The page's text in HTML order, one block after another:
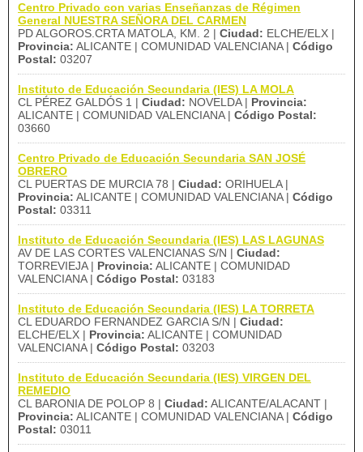
Centro Privado con varias Enseñanzas de Régimen
General NUESTRA SEÑORA DEL CARMEN
PD ALGOROS.CRTA MATOLA, KM. 2 | Ciudad: ELCHE/ELX |
Provincia: ALICANTE | COMUNIDAD VALENCIANA | Código
Postal: 03207
Instituto de Educación Secundaria (IES) LA MOLA
CL PÉREZ GALDÓS 1 | Ciudad: NOVELDA | Provincia:
ALICANTE | COMUNIDAD VALENCIANA | Código Postal:
03660
Centro Privado de Educación Secundaria SAN JOSÉ
OBRERO
CL PUERTAS DE MURCIA 78 | Ciudad: ORIHUELA |
Provincia: ALICANTE | COMUNIDAD VALENCIANA | Código
Postal: 03311
Instituto de Educación Secundaria (IES) LAS LAGUNAS
AV DE LAS CORTES VALENCIANAS S/N | Ciudad:
TORREVIEJA | Provincia: ALICANTE | COMUNIDAD
VALENCIANA | Código Postal: 03183
Instituto de Educación Secundaria (IES) LA TORRETA
CL EDUARDO FERNANDEZ GARCIA S/N | Ciudad:
ELCHE/ELX | Provincia: ALICANTE | COMUNIDAD
VALENCIANA | Código Postal: 03203
Instituto de Educación Secundaria (IES) VIRGEN DEL
REMEDIO
CL BARONIA DE POLOP 8 | Ciudad: ALICANTE/ALACANT |
Provincia: ALICANTE | COMUNIDAD VALENCIANA | Código
Postal: 03011